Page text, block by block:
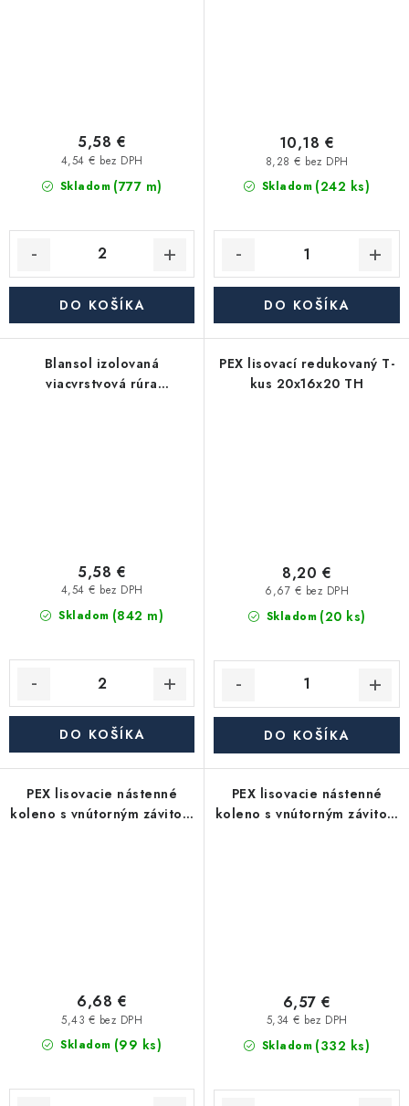
Skladom (777 m)
4,54 € bez DPH
5,58 €
DO KOŠÍKA
Skladom (242 ks)
8,28 € bez DPH
10,18 €
DO KOŠÍKA
Blansol izolovaná
viacvrstvová rúra
Skladom (842 m)
4,54 € bez DPH
5,58 €
DO KOŠÍKA
PEX lisovací redukovaný T-
kus 20x16x20 TH
Skladom (20 ks)
6,67 € bez DPH
8,20 €
DO KOŠÍKA
PEX lisovacie nástenné
koleno s vnútorným závitom
Skladom (99 ks)
5,43 € bez DPH
6,68 €
PEX lisovacie nástenné
koleno s vnútorným závitom
Skladom (332 ks)
5,34 € bez DPH
6,57 €